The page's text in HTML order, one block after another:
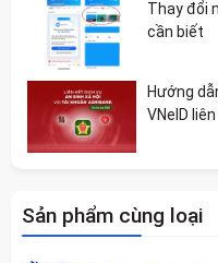
Thay đổi
cần biết
Hướng
VNeID
Sản phẩm cùng loại